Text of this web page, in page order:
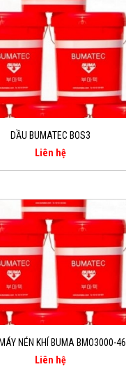
DẦU BUMATEC BOS3
Liên hệ
NÉN KHÍ BUMA BMO3000-46
Liên hệ